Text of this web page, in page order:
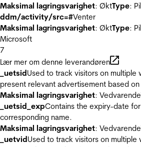
Maksimal lagringsvarighet: ØktType:
ddm/activity/src=#Venter
Maksimal lagringsvarighet: ØktType:
Microsoft
7
Lær mer om denne leverandøren
_uetsidUsed to track visitors on multiple
present relevant advertisement based
Maksimal lagringsvarighet: Vedvarende
_uetsid_expContains the expiry-date
corresponding name.
Maksimal lagringsvarighet: Vedvarende
_uetvidUsed to track visitors on